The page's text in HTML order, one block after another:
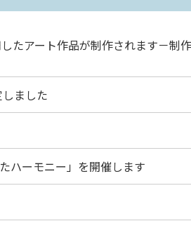
たアート作品が制作されます－制
ました
ハーモニー」を開催します